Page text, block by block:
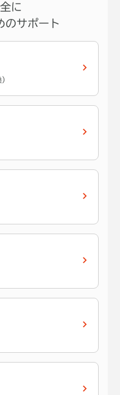
に
のサポート